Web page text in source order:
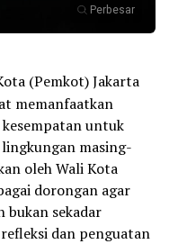
Perbesar
(Pemkot) Jakarta
memanfaatkan
untuk
masing-
oleh Wali Kota
dorongan agar
bukan sekadar
dan penguatan